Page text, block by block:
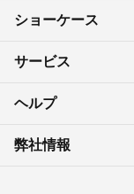
ショーケース
サービス
ヘルプ
弊社情報